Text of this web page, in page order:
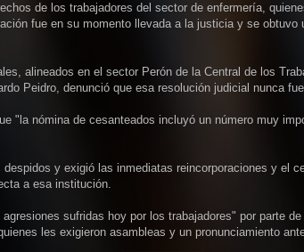
de los trabajadores del sector de enfermería,
fue en su momento llevada a la justicia y se
alineados en el sector Perón de la Central de los
Peidro, denunció que esa resolución judicial nunca
"la nómina de cesanteados incluyó un número muy
despidos y exigió las inmediatas reincorporaciones y el
a esa institución.
sufridas hoy por los trabajadores" por parte
les exigieron asambleas y un pronunciamiento